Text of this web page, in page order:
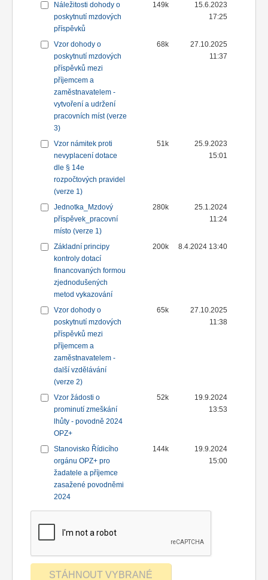
Náležitosti dohody o
poskytnutí mzdových
příspěvků
149k
15.6.2023
17:25
Vzor dohody o
poskytnutí mzdových
příspěvků mezi
příjemcem a
zaměstnavatelem -
vytvoření a udržení
pracovních míst (verze
3)
68k
27.10.2025
11:37
Vzor námitek proti
nevyplacení dotace
dle § 14e
rozpočtových pravidel
(verze 1)
51k
25.9.2023
15:01
Jednotka_Mzdový
příspěvek_pracovní
místo (verze 1)
280k
25.1.2024
11:24
Základní principy
kontroly dotací
financovaných formou
zjednodušených
metod vykazování
200k 8.4.2024 13:40
Vzor dohody o
poskytnutí mzdových
příspěvků mezi
příjemcem a
zaměstnavatelem -
další vzdělávání
(verze 2)
65k
27.10.2025
11:38
Vzor žádosti o
prominutí zmeškání
lhůty - povodně 2024
OPZ+
52k
19.9.2024
13:53
Stanovisko Řídicího
orgánu OPZ+ pro
žadatele a příjemce
zasažené povodněmi
2024
144k
19.9.2024
15:00